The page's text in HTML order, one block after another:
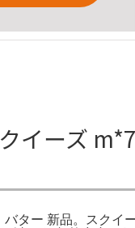
ーズ
ター 新品。スク